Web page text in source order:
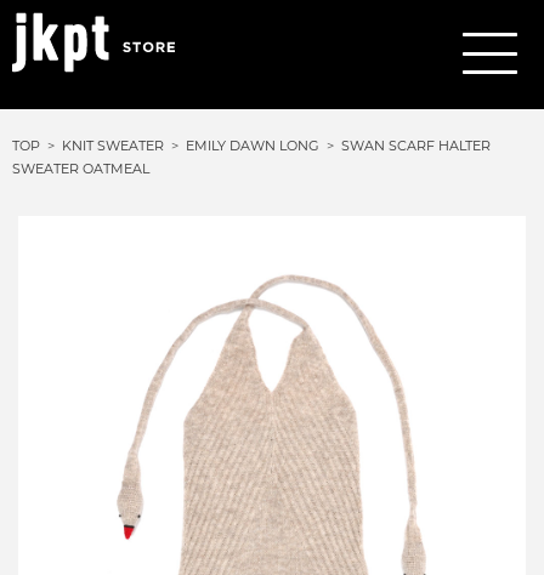
TOP KNIT SWEATER EMILY DAWN LONG
SWAN SCARF HALTER
SWEATER OATMEAL